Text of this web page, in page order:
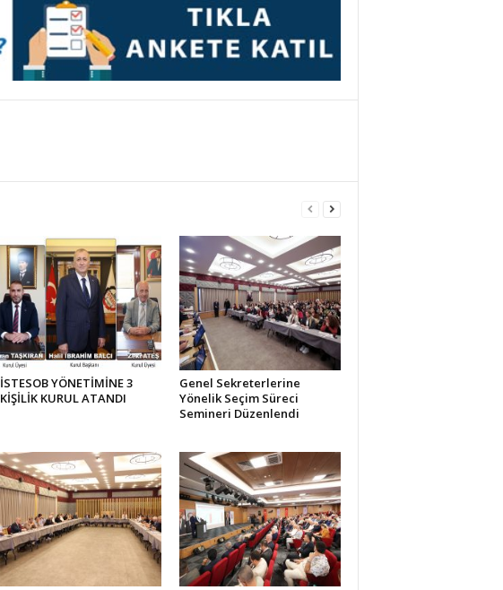
İSTESOB YÖNETİMİNE 3
KİŞİLİK KURUL ATANDI
Genel Sekreterlerine
Yönelik Seçim Süreci
Semineri Düzenlendi